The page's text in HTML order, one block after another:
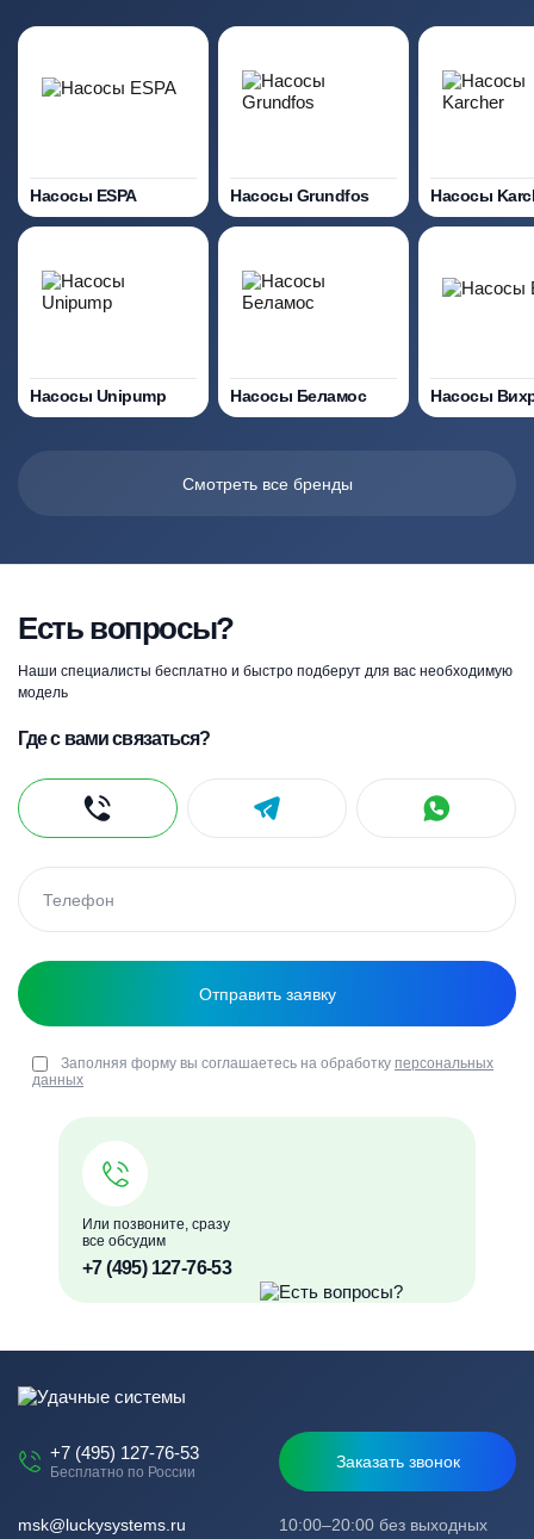
Насосы ESPA Насосы Grundfos Насосы
Насосы Unipump Насосы Беламос Насосы
Смотреть все бренды
Есть вопросы?
Наши специалисты бесплатно и быстро подберут для вас необходимую
модель
Или позвоните, сразу
все обсудим
+7 (495) 127-76-53
Где с вами связаться?
Заполняя форму вы соглашаетесь на обработку персональных
данных
+7 (495) 127-76-53
Бесплатно по России
Заказать звонок
10:00–20:00 без выходных
msk@luckysystems.ru